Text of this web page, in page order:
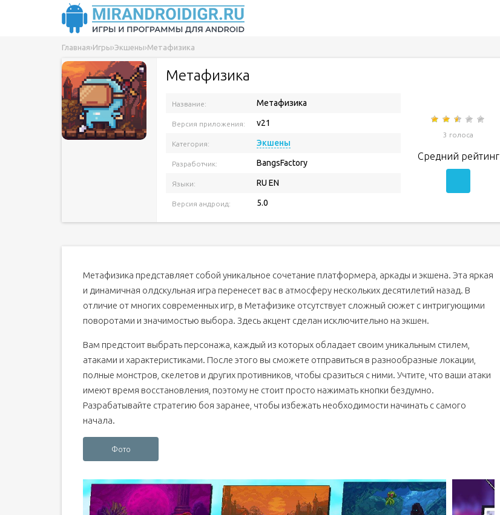
Главная›Игры›Экшены›Метафизика
Метафизика
Название: Метафизика
Версия приложения: v21
Категория: Экшены
Разработчик: BangsFactory
Языки: RU EN
Версия андроид: 5.0
3 голоса
Средний рейтинг
Метафизика представляет собой уникальное сочетание платформера, аркады и экшена. Эта яркая
и динамичная олдскульная игра перенесет вас в атмосферу нескольких десятилетий назад. В
отличие от многих современных игр, в Метафизике отсутствует сложный сюжет с интригующими
поворотами и значимостью выбора. Здесь акцент сделан исключительно на экшен.
Вам предстоит выбрать персонажа, каждый из которых обладает своим уникальным стилем,
атаками и характеристиками. После этого вы сможете отправиться в разнообразные локации,
полные монстров, скелетов и других противников, чтобы сразиться с ними. Учтите, что ваши атаки
имеют время восстановления, поэтому не стоит просто нажимать кнопки бездумно.
Разрабатывайте стратегию боя заранее, чтобы избежать необходимости начинать с самого
начала.
Фото